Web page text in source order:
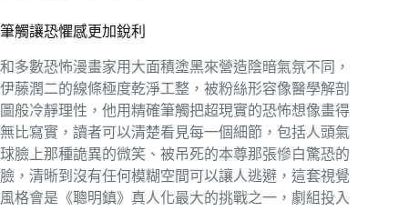
筆觸讓恐懼感更加銳利
和多數恐怖漫畫家用大面積塗黑來營造陰暗氣氛不同，
伊藤潤二的線條極度乾淨工整，被粉絲形容像醫學解剖
圖般冷靜理性，他用精確筆觸把超現實的恐怖想像畫得
無比寫實，讀者可以清楚看見每一個細節，包括人頭氣
球臉上那種詭異的微笑、被吊死的本尊那張慘白驚恐的
臉，清晰到沒有任何模糊空間可以讓人逃避，這套視覺
風格會是《聰明鎮》真人化最大的挑戰之一，劇組投入